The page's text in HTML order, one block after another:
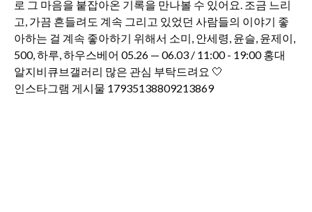
인스타그램 게시물 17935138809213869